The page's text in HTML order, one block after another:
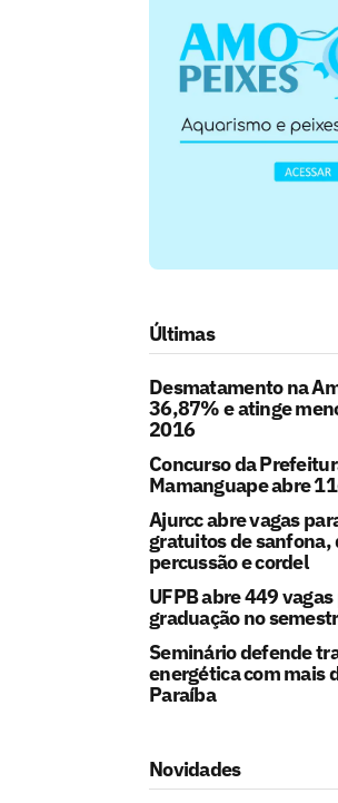
Últimas
Desmatamento na
36,87% e atinge
2016
Concurso da
Mamanguape abre
Ajurcc abre vagas
gratuitos de sanfona,
percussão e cordel
UFPB abre 449
graduação no
Seminário defende
energética com mais
Paraíba
Novidades